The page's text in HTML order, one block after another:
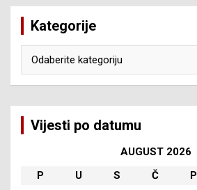
Kategorije
Vijesti po datumu
AUGUST 2026
P
U S Č P